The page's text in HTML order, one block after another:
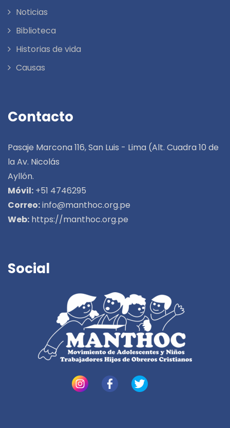
Noticias
Biblioteca
Historias de vida
Causas
Contacto
Pasaje Marcona 116, San Luis - Lima (Alt. Cuadra 10 de
la Av. Nicolás
Ayllón.
Móvil: +51 4746295
Correo:info@manthoc.org.pe
Web: https://manthoc.org.pe
Social